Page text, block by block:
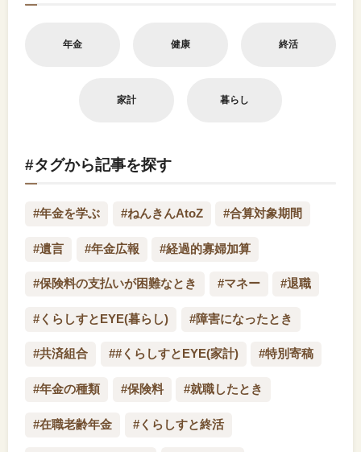
年金 健康 終活
家計 暮らし
#タグから記事を探す
#年金を学ぶ #ねんきんAtoZ #合算対象期間
#遺言 #年金広報 #経過的寡婦加算
#保険料の支払いが困難なとき #マネー #退職
#くらしすとEYE(暮らし) #障害になったとき
#共済組合 ##くらしすとEYE(家計) #特別寄稿
#年金の種類 #保険料 #就職したとき
#在職老齢年金 #くらしすと終活